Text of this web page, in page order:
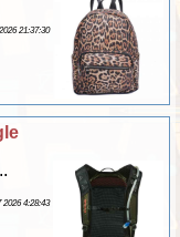
21:37:30
2026 4:28:43